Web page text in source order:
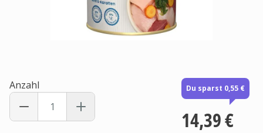
Anzahl Du sparst 0,55 €
14,39 €